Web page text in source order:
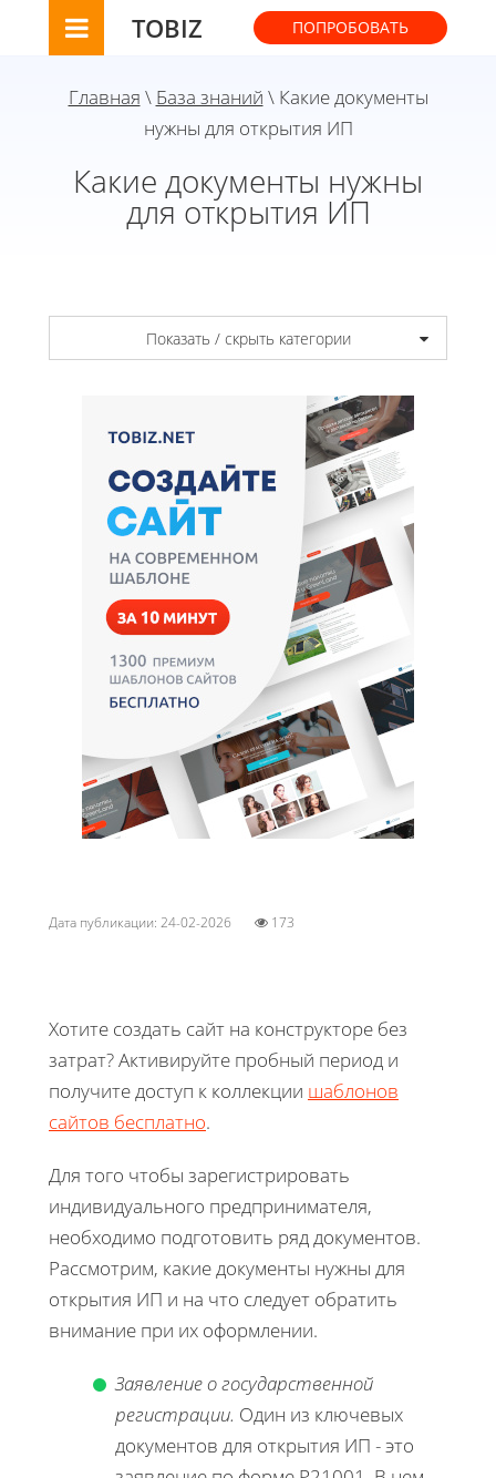
TOBIZ ПОПРОБОВАТЬ
Главная \ База знаний \ Какие документы
нужны для открытия ИП
Какие документы нужны
для открытия ИП
Показать / скрыть категории
Дата публикации: 24-02-2026 173
Хотите создать сайт на конструкторе без
затрат? Активируйте пробный период и
получите доступ к коллекции шаблонов
сайтов бесплатно.
Для того чтобы зарегистрировать
индивидуального предпринимателя,
необходимо подготовить ряд документов.
Рассмотрим, какие документы нужны для
открытия ИП и на что следует обратить
внимание при их оформлении.
Заявление о государственной
регистрации. Один из ключевых
документов для открытия ИП - это